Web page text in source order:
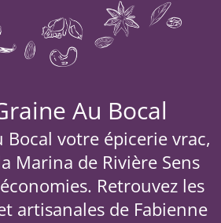
Au Bocal
Bocal votre épicerie vrac,
Marina de Rivière Sens
Retrouvez les
artisanales de Fabienne